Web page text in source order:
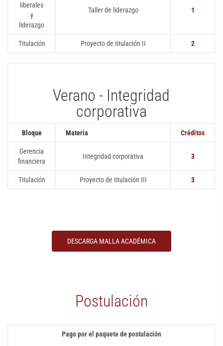
liberales
y
liderazgo
Taller de liderazgo 1
Titulación Proyecto de titulación II 2
Verano - Integridad
corporativa
Bloque Materia Créditos
Gerencia
financiera
Integridad corporativa 3
Titulación Proyecto de titulación III 3
DESCARGA MALLA ACADÉMICA
Postulación
Pago por el paquete de postulación